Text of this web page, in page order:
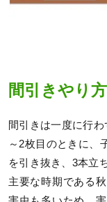
間引きやり方
間引きは一度に行
～2枚目のときに、
を引き抜き、3本立
主要な時期である